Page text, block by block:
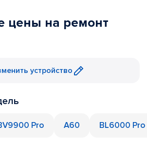
цены на ремонт
устройство
Pro A60 BL6000 Pro